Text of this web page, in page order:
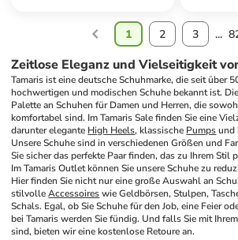
1 2 3 ...
Zeitlose Eleganz und Vielseitigkeit
Tamaris ist eine deutsche Schuhmarke, die seit über
hochwertigen und modischen Schuhe bekannt ist.
Palette an Schuhen für Damen und Herren, die
komfortabel sind. Im Tamaris Sale finden Sie eine
darunter elegante High Heels, klassische Pumps und
Unsere Schuhe sind in verschiedenen Größen und
Sie sicher das perfekte Paar finden, das zu Ihrem Stil
Im Tamaris Outlet können Sie unsere Schuhe zu
Hier finden Sie nicht nur eine große Auswahl an
stilvolle Accessoires wie Geldbörsen, Stulpen,
Schals. Egal, ob Sie Schuhe für den Job, eine Feier
bei Tamaris werden Sie fündig. Und falls Sie mit
sind, bieten wir eine kostenlose Retoure an.